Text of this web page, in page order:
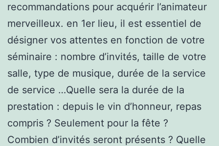
recommandations pour acquérir l’animateur
merveilleux. en 1er lieu, il est essentiel de
désigner vos attentes en fonction de votre
séminaire : nombre d’invités, taille de votre
salle, type de musique, durée de la service
de service …Quelle sera la durée de la
prestation : depuis le vin d’honneur, repas
compris ? Seulement pour la fête ?
Combien d’invités seront présents ? Quelle